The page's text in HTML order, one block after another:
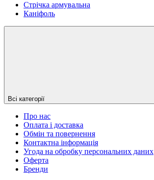
Стрічка армувальна
Каніфоль
Всі категорії
Про нас
Оплата і доставка
Обмін та повернення
Контактна інформація
Угода на обробку персональних даних
Оферта
Бренди